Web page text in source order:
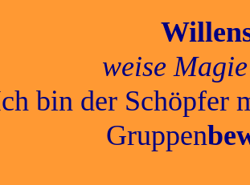
weise
bin der Schöpfer
Gruppen